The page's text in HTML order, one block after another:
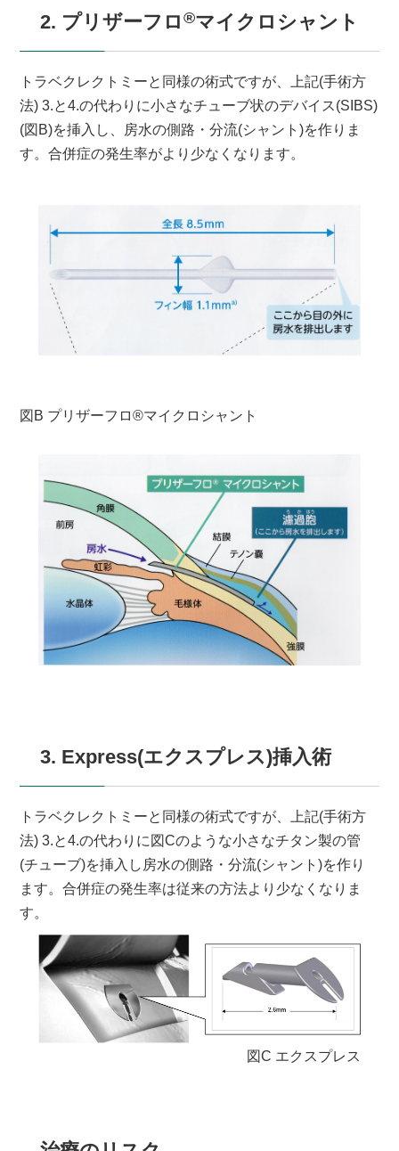
2. プリザーフロ ®マイクロシャント
トラベクレクトミーと同様の術式ですが、上記(手術方
法) 3.と4.の代わりに小さなチューブ状のデバイス(SIBS)
(図B)を挿入し、房水の側路・分流(シャント)を作りま
す。合併症の発生率がより少なくなります。
図B プリザーフロ®マイクロシャント
3. Express(エクスプレス)挿入術
トラベクレクトミーと同様の術式ですが、上記(手術方
法) 3.と4.の代わりに図Cのような小さなチタン製の管
(チューブ)を挿入し房水の側路・分流(シャント)を作り
ます。合併症の発生率は従来の方法より少なくなりま
す。
図C エクスプレス